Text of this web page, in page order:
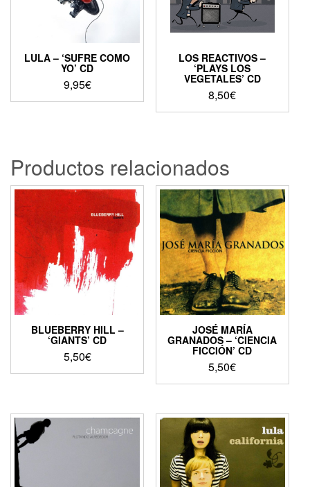
LULA – ‘SUFRE COMO
YO’ CD
9,95€
LOS REACTIVOS –
‘PLAYS LOS
VEGETALES’ CD
8,50€
Productos relacionados
BLUEBERRY HILL –
‘GIANTS’ CD
5,50€
JOSÉ MARÍA
GRANADOS – ‘CIENCIA
FICCIÓN’ CD
5,50€